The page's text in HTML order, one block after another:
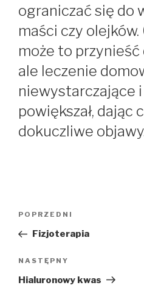
ograniczać się do
maści czy
może to
ale leczenie
niewystarczające
powiększał, dając
dokuczliwe
Nawigacja
Poprzedni
wpis
POPRZEDNI
Fizjoterapia
Następny
wpis
NASTĘPNY
Hialuronowy kwas